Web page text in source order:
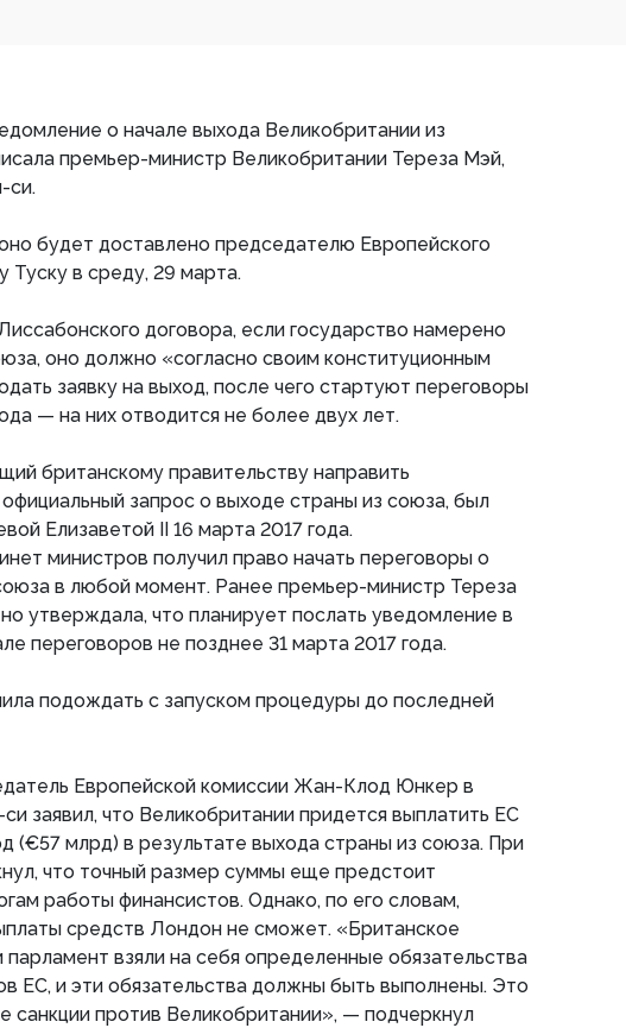
о начале выхода Великобритании из
премьер-министр Великобритании Тереза Мэй,
си.
будет доставлено председателю Европейского
Туску в среду, 29 марта.
договора, если государство намерено
оно должно «согласно своим конституционным
заявку на выход, после чего стартуют переговоры
— на них отводится не более двух лет.
британскому правительству направить
запрос о выходе страны из союза, был
Елизаветой II 16 марта 2017 года.
министров получил право начать переговоры о
в любой момент. Ранее премьер-министр Тереза
утверждала, что планирует послать уведомление в
переговоров не позднее 31 марта 2017 года.
подождать с запуском процедуры до последней
Европейской комиссии Жан-Клод Юнкер в
заявил, что Великобритании придется выплатить ЕС
(€57 млрд) в результате выхода страны из союза. При
что точный размер суммы еще предстоит
работы финансистов. Однако, по его словам,
средств Лондон не сможет. «Британское
парламент взяли на себя определенные обязательства
ЕС, и эти обязательства должны быть выполнены. Это
санкции против Великобритании», — подчеркнул